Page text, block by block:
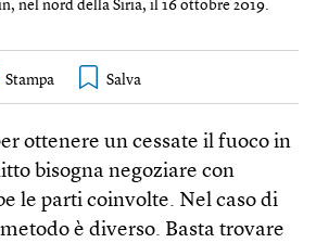
nel nord della Siria, il 16 ottobre 2019.
Stampa
ottenere un cessate il fuoco in
bisogna negoziare con
le parti coinvolte. Nel caso di
è diverso. Basta trovare